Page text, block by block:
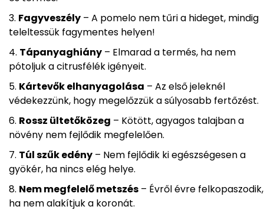
Fagyveszély – A pomelo nem tűri a hideget, mindig
teleltessük fagymentes helyen!
Tápanyaghiány – Elmarad a termés, ha nem
pótoljuk a citrusfélék igényeit.
Kártevők elhanyagolása – Az első jeleknél
védekezzünk, hogy megelőzzük a súlyosabb fertőzést.
Rossz ültetőközeg – Kötött, agyagos talajban a
növény nem fejlődik megfelelően.
Túl szűk edény – Nem fejlődik ki egészségesen a
gyökér, ha nincs elég helye.
Nem megfelelő metszés – Évről évre felkopaszodik,
ha nem alakítjuk a koronát.